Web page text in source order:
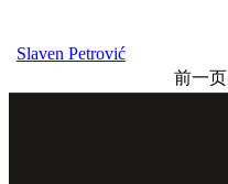
Slaven Petrović
前一页